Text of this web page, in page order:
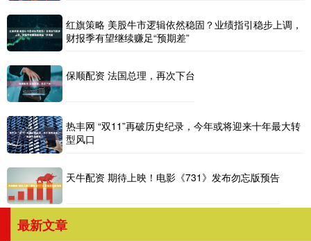
红旗策略 美股牛市逻辑依然稳固？业绩指引稳步上调，
财报季有望继续赚足“预期差”
保顺配资 法国总理，再次下台
热丰网 “双11”再破历史纪录，今年或将迎来十年最大转
型风口
天牛配资 期待上映！电影《731》发布勿忘版预告
最新文章